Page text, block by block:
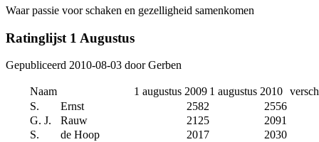
Waar passie voor schaken en gezelligheid samenkomen
Ratinglijst 1 Augustus
Gepubliceerd 2010-08-03 doorGerben
Naam 1 augustus 2009 1 augustus 2010
S.
Ernst 2582
2556
G. J.
Rauw 2125
2091
S.
de Hoop 2017
2030